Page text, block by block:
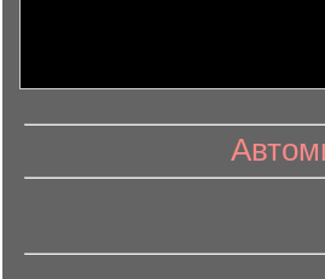
информационный контент